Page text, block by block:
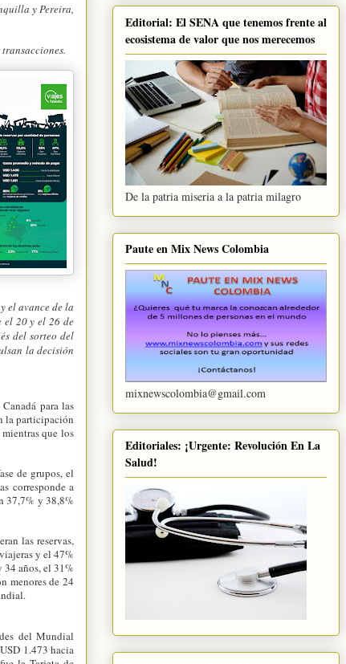
y Pereira,
el avance de la
el 20 y el 26 de
del sorteo del
la decisión
para las
la participación
que los
de grupos, el
corresponde a
37,7% y 38,8%
las reservas,
y el 47%
34 años, el 31%
menores de 24
del Mundial
1.473 hacia
Editorial: El SENA que tenemos frente al
ecosistema de valor que nos merecemos
De la patria miseria a la patria milagro
Paute en Mix News Colombia
mixnewscolombia@gmail.com
Editoriales: ¡Urgente: Revolución En La
Salud!